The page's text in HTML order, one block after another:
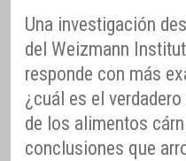
Una investigación
del Weizmann
responde con más
¿cuál es el
de los alimentos
conclusiones que